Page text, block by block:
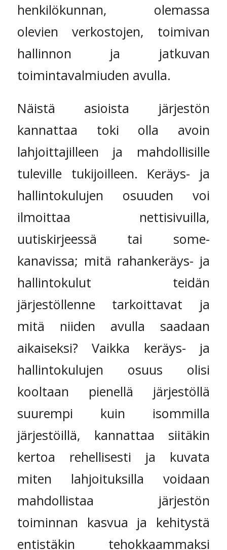
henkilökunnan, olemassa
olevien verkostojen, toimivan
hallinnon ja jatkuvan
toimintavalmiuden avulla.
Näistä asioista järjestön
kannattaa toki olla avoin
lahjoittajilleen ja mahdollisille
tuleville tukijoilleen. Keräys- ja
hallintokulujen osuuden voi
ilmoittaa nettisivuilla,
uutiskirjeessä tai some-
kanavissa; mitä rahankeräys- ja
hallintokulut teidän
järjestöllenne tarkoittavat ja
mitä niiden avulla saadaan
aikaiseksi? Vaikka keräys- ja
hallintokulujen osuus olisi
kooltaan pienellä järjestöllä
suurempi kuin isommilla
järjestöillä, kannattaa siitäkin
kertoa rehellisesti ja kuvata
miten lahjoituksilla voidaan
mahdollistaa järjestön
toiminnan kasvua ja kehitystä
entistäkin tehokkaammaksi